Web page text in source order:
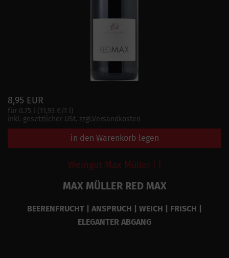
8,95 EUR
für 0.75 l (11,93 €/1 l)
inkl. gesetzlicher USt. zzgl.Versandkosten
in den Warenkorb legen
Weingut Max Müller I |
MAX MÜLLER RED MAX
BEERENFRUCHT | ANSPRUCH | WEICH | FRISCH |
ELEGANTER ABGANG